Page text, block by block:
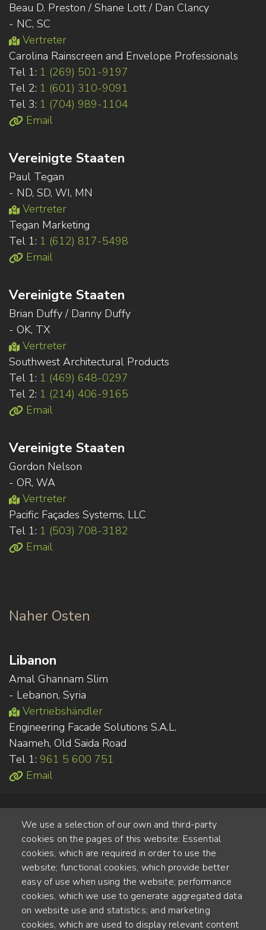
Beau D. Preston / Shane Lott / Dan Clancy
- NC, SC
Vertreter
Carolina Rainscreen and Envelope Professionals
Tel 1: 1 (269) 501-9197
Tel 2: 1 (601) 310-9091
Tel 3: 1 (704) 989-1104
Email
Vereinigte Staaten
Paul Tegan
- ND, SD, WI, MN
Vertreter
Tegan Marketing
Tel 1: 1 (612) 817-5498
Email
Vereinigte Staaten
Brian Duffy / Danny Duffy
- OK, TX
Vertreter
Southwest Architectural Products
Tel 1: 1 (469) 648-0297
Tel 2: 1 (214) 406-9165
Email
Vereinigte Staaten
Gordon Nelson
- OR, WA
Vertreter
Pacific Façades Systems, LLC
Tel 1: 1 (503) 708-3182
Email
Naher Osten
Libanon
Amal Ghannam Slim
- Lebanon, Syria
Vertriebshändler
Engineering Facade Solutions S.A.L.
Naameh, Old Saida Road
Tel 1: 961 5 600 751
Email
Alte Steinhauserstr. 1 | 6330 Cham | Switzerland
55JAHRE ERFAHRUNG
We use a selection of our own and third-party
cookies on the pages of this website: Essential
cookies, which are required in order to use the
website; functional cookies, which provide better
easy of use when using the website; performance
cookies, which we use to generate aggregated data
on website use and statistics; and marketing
cookies, which are used to display relevant content